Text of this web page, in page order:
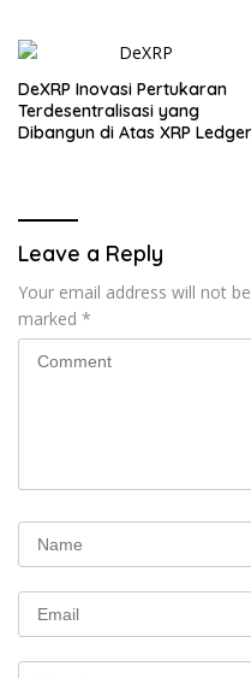
DeXRP Inovasi Pertukaran
Terdesentralisasi yang
Dibangun di Atas XRP Ledger
Leave a Reply
Your email address will not
marked *